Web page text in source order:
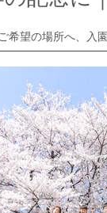
希望の場所へ、入